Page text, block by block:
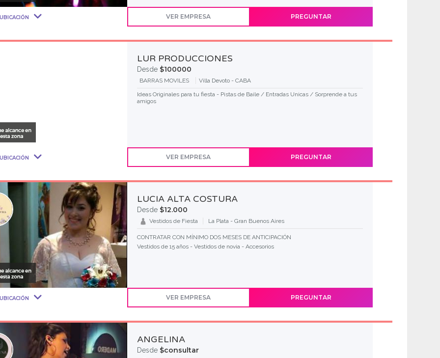
VER EMPRESA PREGUNTAR
LUR PRODUCCIONES
Desde $100000
BARRAS MOVILES
Villa Devoto - CABA
Ideas Originales para tu fiesta - Pistas de Baile / Entradas Unicas / Sorprende a tus
amigos
VER EMPRESA PREGUNTAR
LUCIA ALTA COSTURA
Desde $12.000
Vestidos de Fiesta La Plata - Gran Buenos Aires
CONTRATAR CON MÍNIMO DOS MESES DE ANTICIPACIÓN
Vestidos de 15 años - Vestidos de novia - Accesorios
VER EMPRESA PREGUNTAR
ANGELINA
Desde $consultar